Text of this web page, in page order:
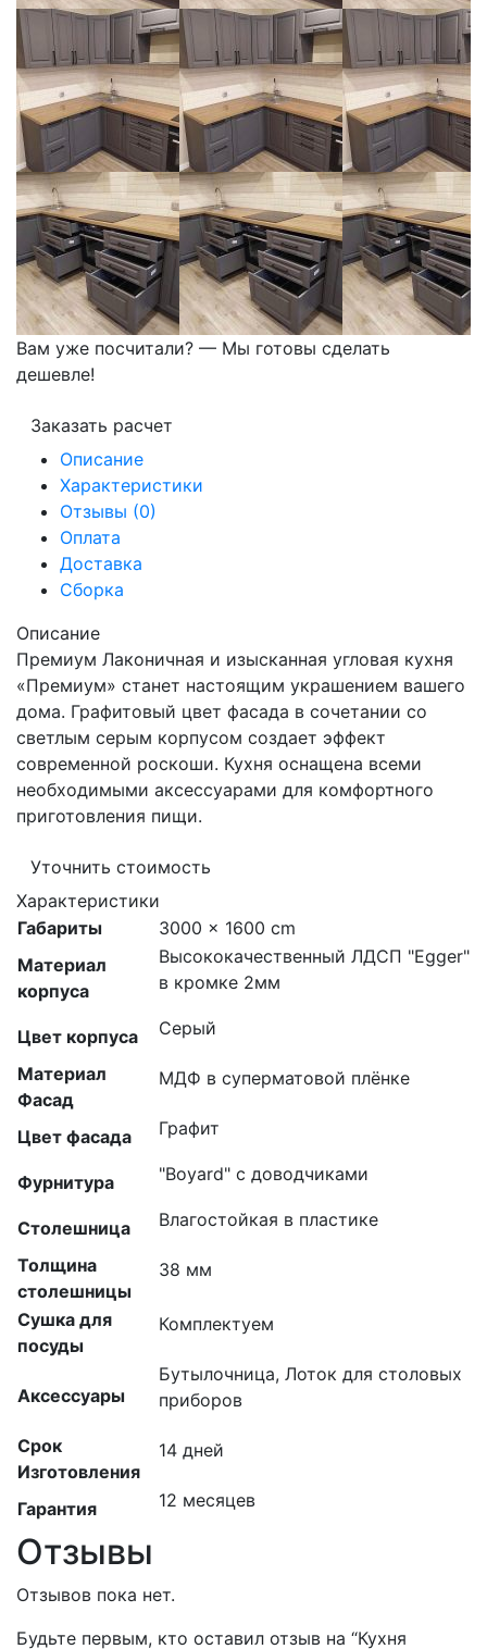
Вам уже посчитали? — Мы готовы сделать
дешевле!
Заказать расчет
Описание
Характеристики
Отзывы (0)
Оплата
Доставка
Сборка
Описание
Премиум Лаконичная и изысканная угловая кухня
«Премиум» станет настоящим украшением вашего
дома. Графитовый цвет фасада в сочетании со
светлым серым корпусом создает эффект
современной роскоши. Кухня оснащена всеми
необходимыми аксессуарами для комфортного
приготовления пищи.
Уточнить стоимость
Характеристики
Габариты
3000 × 1600 cm
Материал
корпуса
Высококачественный ЛДСП "Egger"
в кромке 2мм
Цвет корпуса Серый
Материал
Фасад
МДФ в суперматовой плёнке
Цвет фасада Графит
Фурнитура "Boyard" с доводчиками
Столешница Влагостойкая в пластике
Толщина
столешницы
38 мм
Сушка для
посуды
Комплектуем
Аксессуары
Бутылочница, Лоток для столовых
приборов
Срок
Изготовления
14 дней
Гарантия 12 месяцев
Отзывы
Отзывов пока нет.
Будьте первым, кто оставил отзыв на “Кухня